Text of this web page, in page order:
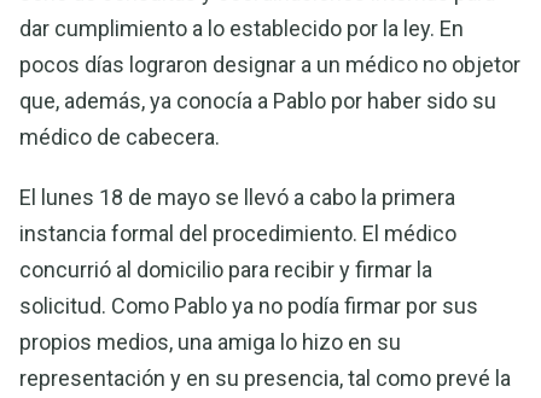
dar cumplimiento a lo establecido por la ley. En
pocos días lograron designar a un médico no objetor
que, además, ya conocía a Pablo por haber sido su
médico de cabecera.
El lunes 18 de mayo se llevó a cabo la primera
instancia formal del procedimiento. El médico
concurrió al domicilio para recibir y firmar la
solicitud. Como Pablo ya no podía firmar por sus
propios medios, una amiga lo hizo en su
representación y en su presencia, tal como prevé la